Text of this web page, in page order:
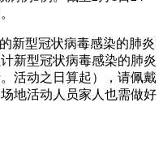
新型冠状病毒感染的肺炎
新型冠状病毒感染的肺炎
活动之日算起），请佩戴
地活动人员家人也需做好